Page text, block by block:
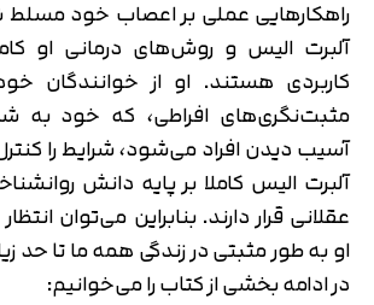
راهکارهایی عملی بر اعصاب خود
آلبرت الیس و روش‌های درمانی او
کاربردی هستند. او از خوانندگان
مثبت‌نگری‌های افراطی، که خود به
آسیب دیدن افراد می‌شود، شرایط را
آلبرت الیس کاملا بر پایه دانش
عقلانی قرار دارند. بنابراین می‌توان
او به طور مثبتی در زندگی همه ما تا حد
در ادامه بخشی از کتاب را می‌خوانیم: